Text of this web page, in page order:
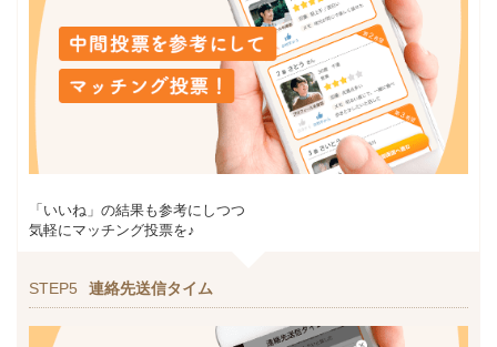
「いいね」の結果も参考にしつつ
気軽にマッチング投票を♪
STEP5 連絡先送信タイム